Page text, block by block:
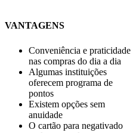
VANTAGENS
Conveniência e praticidade
nas compras do dia a dia
Algumas instituições
oferecem programa de
pontos
Existem opções sem
anuidade
O cartão para negativado